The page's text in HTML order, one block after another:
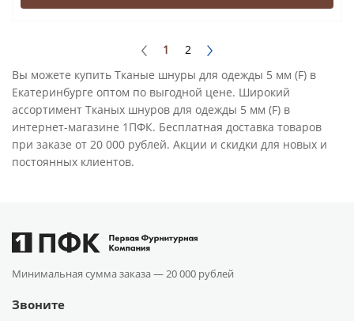
1
2
Вы можете купить Тканые шнуры для одежды 5 мм (F) в
Екатеринбурге оптом по выгодной цене. Широкий
ассортимент Тканых шнуров для одежды 5 мм (F) в
интернет-магазине 1ПФК. Бесплатная доставка товаров
при заказе от 20 000 рублей. Акции и скидки для новых и
постоянных клиентов.
Минимальная сумма заказа —20 000 рублей
Звоните